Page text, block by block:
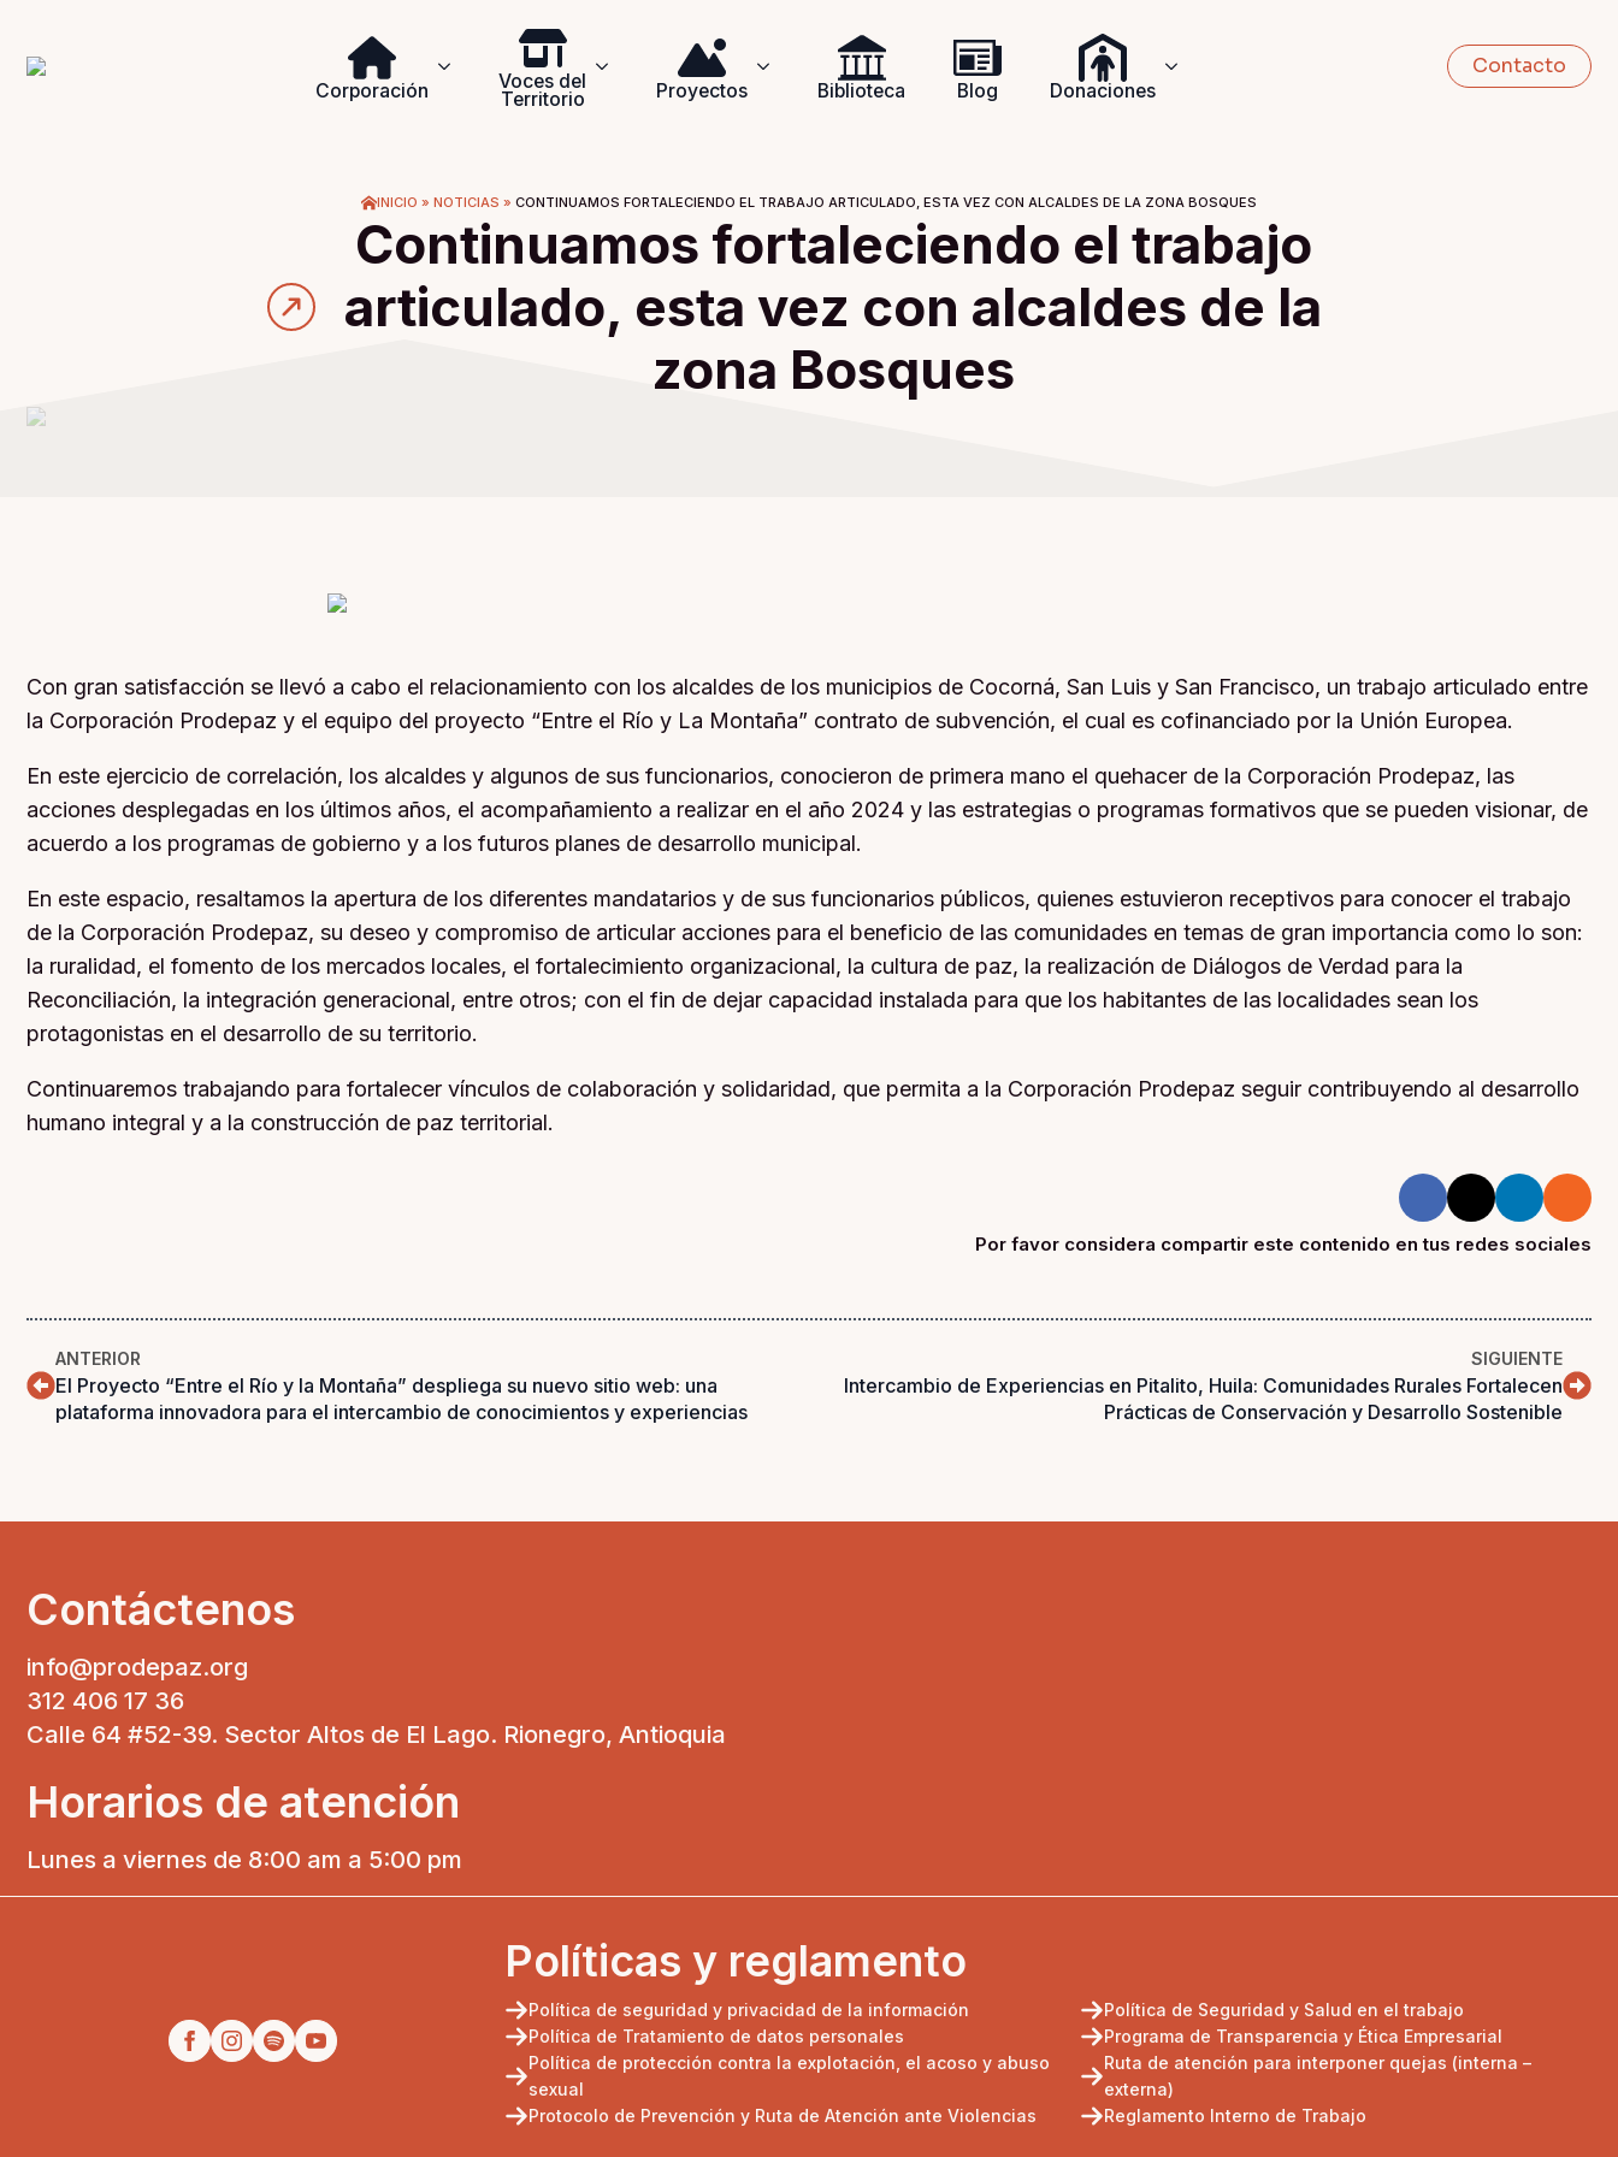
Corporación Voces del
Territorio Proyectos Biblioteca Blog Donaciones
Contacto
INICIO » NOTICIAS » CONTINUAMOS FORTALECIENDO EL TRABAJO ARTICULADO, ESTA VEZ CON ALCALDES DE LA ZONA BOSQUES
Continuamos fortaleciendo el trabajo
articulado, esta vez con alcaldes de la
zona Bosques
Con gran satisfacción se llevó a cabo el relacionamiento con los alcaldes de los municipios de Cocorná, San Luis y San Francisco, un trabajo articulado entre
la Corporación Prodepaz y el equipo del proyecto “Entre el Río y La Montaña” contrato de subvención, el cual es cofinanciado por la Unión Europea.
En este ejercicio de correlación, los alcaldes y algunos de sus funcionarios, conocieron de primera mano el quehacer de la Corporación Prodepaz, las
acciones desplegadas en los últimos años, el acompañamiento a realizar en el año 2024 y las estrategias o programas formativos que se pueden visionar, de
acuerdo a los programas de gobierno y a los futuros planes de desarrollo municipal.
En este espacio, resaltamos la apertura de los diferentes mandatarios y de sus funcionarios públicos, quienes estuvieron receptivos para conocer el trabajo
de la Corporación Prodepaz, su deseo y compromiso de articular acciones para el beneficio de las comunidades en temas de gran importancia como lo son:
la ruralidad, el fomento de los mercados locales, el fortalecimiento organizacional, la cultura de paz, la realización de Diálogos de Verdad para la
Reconciliación, la integración generacional, entre otros; con el fin de dejar capacidad instalada para que los habitantes de las localidades sean los
protagonistas en el desarrollo de su territorio.
Continuaremos trabajando para fortalecer vínculos de colaboración y solidaridad, que permita a la Corporación Prodepaz seguir contribuyendo al desarrollo
humano integral y a la construcción de paz territorial.
Por favor considera compartir este contenido en tus redes sociales
ANTERIOR
El Proyecto “Entre el Río y la Montaña” despliega su nuevo sitio web: una
plataforma innovadora para el intercambio de conocimientos y experiencias
SIGUIENTE
Intercambio de Experiencias en Pitalito, Huila: Comunidades Rurales Fortalecen
Prácticas de Conservación y Desarrollo Sostenible
Contáctenos
info@prodepaz.org
312 406 17 36
Calle 64 #52-39. Sector Altos de El Lago. Rionegro, Antioquia
Horarios de atención
Lunes a viernes de 8:00 am a 5:00 pm
Políticas y reglamento
Política de seguridad y privacidad de la información
Política de Tratamiento de datos personales
Política de protección contra la explotación, el acoso y abuso
sexual
Protocolo de Prevención y Ruta de Atención ante Violencias
Política de Seguridad y Salud en el trabajo
Programa de Transparencia y Ética Empresarial
Ruta de atención para interponer quejas (interna –
externa)
Reglamento Interno de Trabajo